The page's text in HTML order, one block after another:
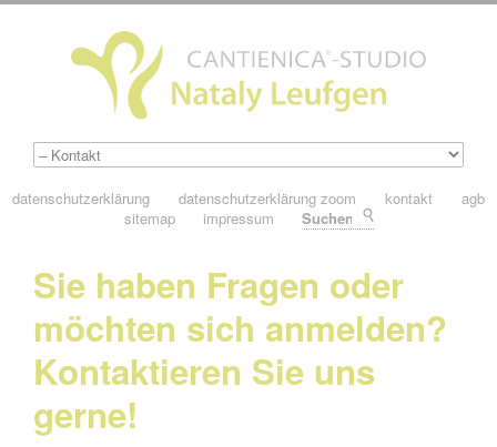
datenschutzerklärung datenschutzerklärung zoom kontakt
agb
sitemap
impressum
Sie haben Fragen oder
möchten sich anmelden?
Kontaktieren Sie uns
gerne!